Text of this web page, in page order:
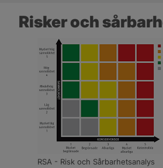
Risker och
RSA - Risk och Sårbarhetsanalys